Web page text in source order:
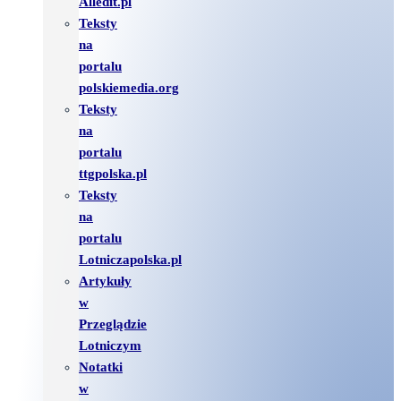
Teksty
na
portalu
polskiemedia.org
Teksty
na
portalu
ttgpolska.pl
Teksty
na
portalu
Lotniczapolska.pl
Artykuły
w
Przeglądzie
Lotniczym
Notatki
w